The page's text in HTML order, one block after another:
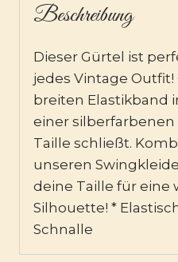
Beschreibung
Dieser Gürtel ist
jedes Vintage
breiten Elastikband
einer silberfarbenen
Taille schließt.
unseren
deine Taille für eine
Silhouette! *
Schnalle